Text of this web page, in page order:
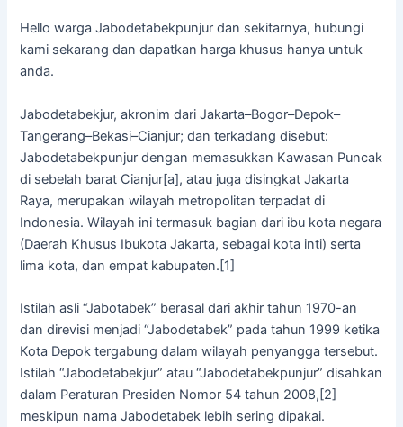
Hello warga Jabodetabekpunjur dan sekitarnya, hubungi
kami sekarang dan dapatkan harga khusus hanya untuk
anda.
Jabodetabekjur, akronim dari Jakarta–Bogor–Depok–
Tangerang–Bekasi–Cianjur; dan terkadang disebut:
Jabodetabekpunjur dengan memasukkan Kawasan Puncak
di sebelah barat Cianjur[a], atau juga disingkat Jakarta
Raya, merupakan wilayah metropolitan terpadat di
Indonesia. Wilayah ini termasuk bagian dari ibu kota negara
(Daerah Khusus Ibukota Jakarta, sebagai kota inti) serta
lima kota, dan empat kabupaten.[1]
Istilah asli “Jabotabek” berasal dari akhir tahun 1970-an
dan direvisi menjadi “Jabodetabek” pada tahun 1999 ketika
Kota Depok tergabung dalam wilayah penyangga tersebut.
Istilah “Jabodetabekjur” atau “Jabodetabekpunjur” disahkan
dalam Peraturan Presiden Nomor 54 tahun 2008,[2]
meskipun nama Jabodetabek lebih sering dipakai.